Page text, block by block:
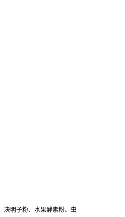
决明子粉、水果酵素粉、虫